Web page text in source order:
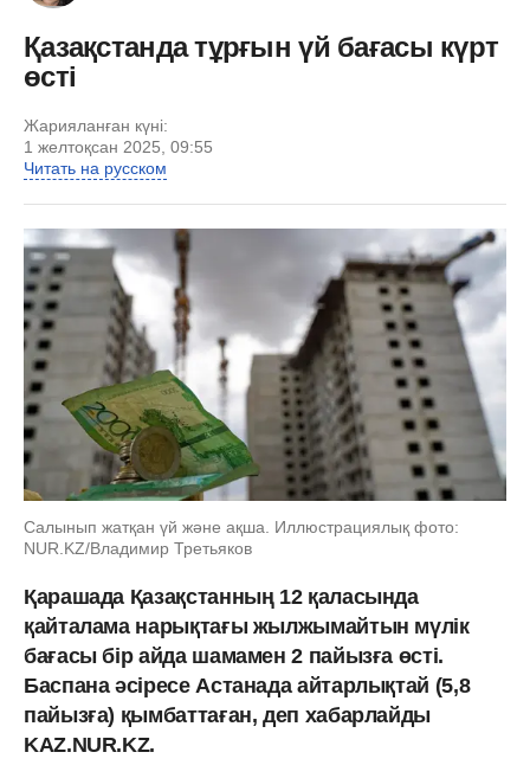
Қазақстанда тұрғын үй бағасы күрт
өсті
Жарияланған күні:
1 желтоқсан 2025, 09:55
Читать на русском
Салынып жатқан үй және ақша. Иллюстрациялық фото:
NUR.KZ/Владимир Третьяков
Қарашада Қазақстанның 12 қаласында
қайталама нарықтағы жылжымайтын мүлік
бағасы бір айда шамамен 2 пайызға өсті.
Баспана әсіресе Астанада айтарлықтай (5,8
пайызға) қымбаттаған, деп хабарлайды
KAZ.NUR.KZ.